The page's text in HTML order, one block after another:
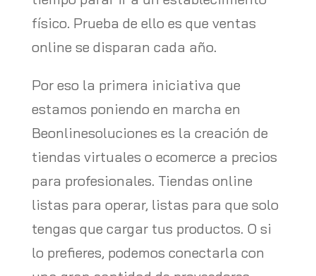
físico. Prueba de ello es que ventas
online se disparan cada año.
Por eso la primera iniciativa que
estamos poniendo en marcha en
Beonlinesoluciones es la creación de
tiendas virtuales o ecomerce a precios
para profesionales. Tiendas online
listas para operar, listas para que solo
tengas que cargar tus productos. O si
lo prefieres, podemos conectarla con